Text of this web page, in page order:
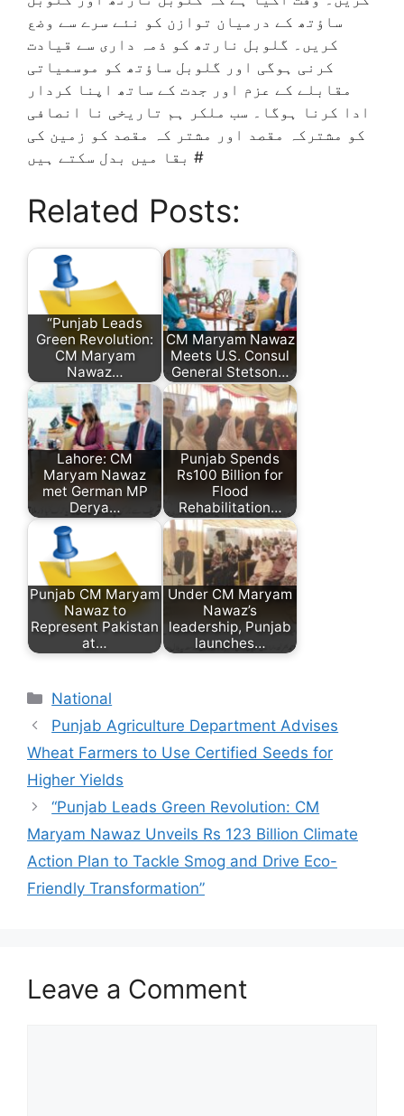
Related Posts:
“Punjab Leads
Green Revolution:
CM Maryam
Nawaz…
CM Maryam Nawaz
Meets U.S. Consul
General Stetson…
Lahore: CM
Maryam Nawaz
met German MP
Derya…
Punjab Spends
Rs100 Billion for
Flood
Rehabilitation…
Punjab CM Maryam
Nawaz to
Represent Pakistan
at…
Under CM Maryam
Nawaz’s
leadership, Punjab
launches…
Categories
National
Punjab Agriculture Department Advises
Wheat Farmers to Use Certified Seeds for
Higher Yields
“Punjab Leads Green Revolution: CM
Maryam Nawaz Unveils Rs 123 Billion Climate
Action Plan to Tackle Smog and Drive Eco-
Friendly Transformation”
Leave a Comment